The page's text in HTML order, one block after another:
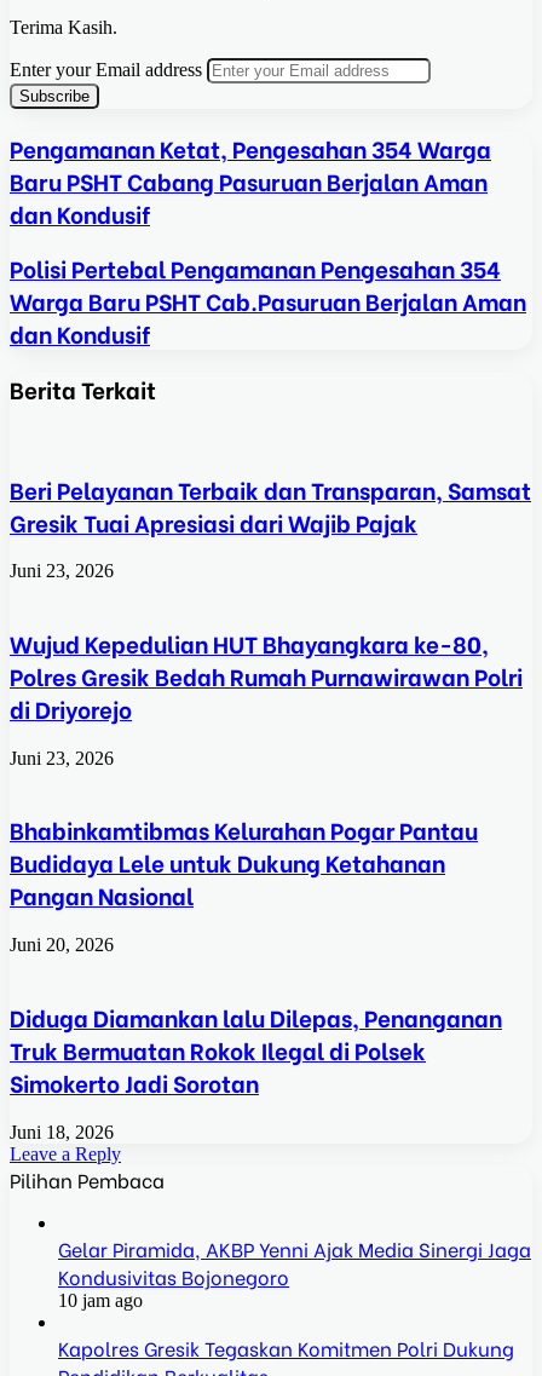
Terima Kasih.
Enter your Email address
Pengamanan Ketat, Pengesahan 354 Warga
Baru PSHT Cabang Pasuruan Berjalan Aman
dan Kondusif
Polisi Pertebal Pengamanan Pengesahan 354
Warga Baru PSHT Cab.Pasuruan Berjalan Aman
dan Kondusif
Berita Terkait
Beri Pelayanan Terbaik dan Transparan, Samsat
Gresik Tuai Apresiasi dari Wajib Pajak
Juni 23, 2026
Wujud Kepedulian HUT Bhayangkara ke-80,
Polres Gresik Bedah Rumah Purnawirawan Polri
di Driyorejo
Juni 23, 2026
Bhabinkamtibmas Kelurahan Pogar Pantau
Budidaya Lele untuk Dukung Ketahanan
Pangan Nasional
Juni 20, 2026
Diduga Diamankan lalu Dilepas, Penanganan
Truk Bermuatan Rokok Ilegal di Polsek
Simokerto Jadi Sorotan
Juni 18, 2026
Leave a Reply
Pilihan Pembaca
Gelar Piramida, AKBP Yenni Ajak Media Sinergi Jaga
Kondusivitas Bojonegoro
10 jam ago
Kapolres Gresik Tegaskan Komitmen Polri Dukung